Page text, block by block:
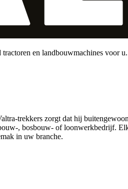
en landbouwmachines
trekkers zorgt dat hij
, bosbouw- of loonwerkbedrijf.
in uw branche.